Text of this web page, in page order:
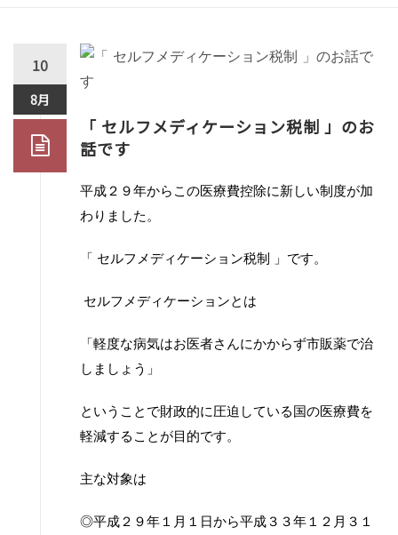
10
8月
「 セルフメディケーション税制 」のお
話です
平成２９年からこの医療費控除に新しい制度が加
わりました。
「 セルフメディケーション税制 」です。
セルフメディケーションとは
「軽度な病気はお医者さんにかからず市販薬で治
しましょう」
ということで財政的に圧迫している国の医療費を
軽減することが目的です。
主な対象は
◎平成２９年１月１日から平成３３年１２月３１